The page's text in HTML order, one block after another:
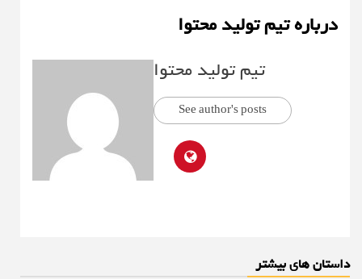
درباره تیم تولید محتوا
تیم تولید محتوا
See author's posts
داستان های بیشتر